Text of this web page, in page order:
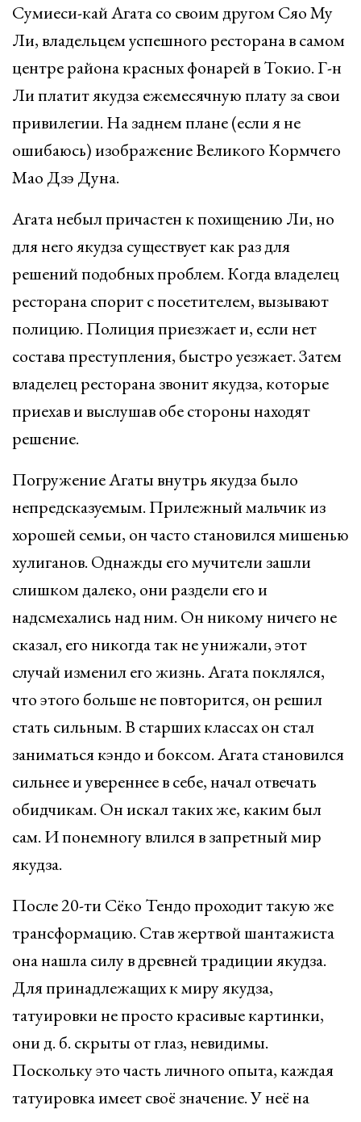
Сумиеси-кай Агата со своим другом Сяо Му
Ли, владельцем успешного ресторана в самом
центре района красных фонарей в Токио. Г-н
Ли платит якудза ежемесячную плату за свои
привилегии. На заднем плане (если я не
ошибаюсь) изображение Великого Кормчего
Мао Дзэ Дуна.
Агата небыл причастен к похищению Ли, но
для него якудза существует как раз для
решений подобных проблем. Когда владелец
ресторана спорит с посетителем, вызывают
полицию. Полиция приезжает и, если нет
состава преступления, быстро уезжает. Затем
владелец ресторана звонит якудза, которые
приехав и выслушав обе стороны находят
решение.
Погружение Агаты внутрь якудза было
непредсказуемым. Прилежный мальчик из
хорошей семьи, он часто становился мишенью
хулиганов. Однажды его мучители зашли
слишком далеко, они раздели его и
надсмехались над ним. Он никому ничего не
сказал, его никогда так не унижали, этот
случай изменил его жизнь. Агата поклялся,
что этого больше не повторится, он решил
стать сильным. В старших классах он стал
заниматься кэндо и боксом. Агата становился
сильнее и увереннее в себе, начал отвечать
обидчикам. Он искал таких же, каким был
сам. И понемногу влился в запретный мир
якудза.
После 20-ти Сёко Тендо проходит такую же
трансформацию. Став жертвой шантажиста
она нашла силу в древней традиции якудза.
Для принадлежащих к миру якудза,
татуировки не просто красивые картинки,
они д. б. скрыты от глаз, невидимы.
Поскольку это часть личного опыта, каждая
татуировка имеет своё значение. У неё на